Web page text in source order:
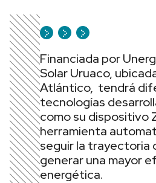
Financiada por
Solar Uruaco,
Atlántico, tendrá
tecnologías
como su dispositivo
herramienta
seguir la trayectoria
generar una mayor
energética.